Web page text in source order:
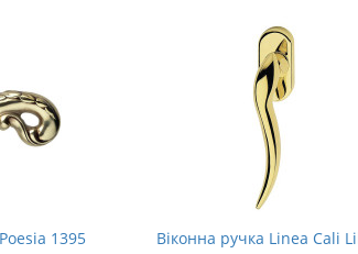
1395
Віконна ручка Linea Cali